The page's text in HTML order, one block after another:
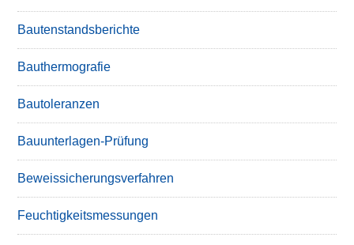
Bautenstandsberichte
Bauthermografie
Bautoleranzen
Bauunterlagen-Prüfung
Beweissicherungsverfahren
Feuchtigkeitsmessungen